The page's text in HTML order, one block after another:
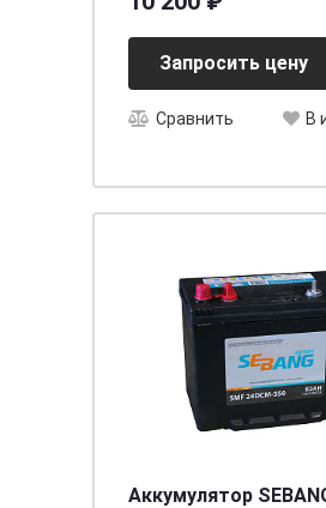
Запросить цену
Сравнить В
Аккумулятор